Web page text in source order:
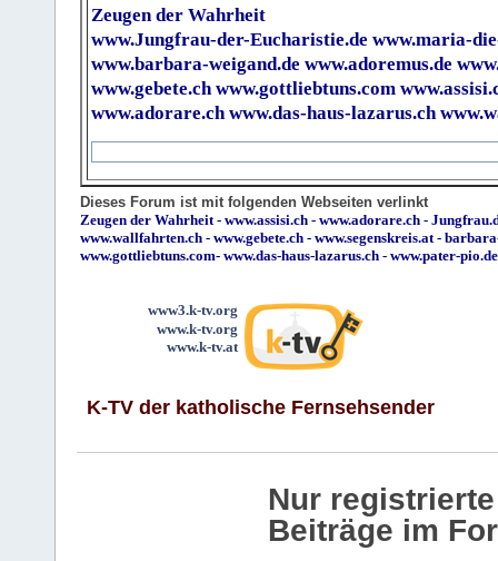
Zeugen der Wahrheit
www.Jungfrau-der-Eucharistie.de www.maria-
www.barbara-weigand.de www.adoremus.de
www.gebete.ch www.gottliebtuns.com
www.adorare.ch www.das-haus-lazarus.ch
Dieses Forum ist mit folgenden Webseiten verlinkt
Zeugen der Wahrheit- www.assisi.ch - www.adorare.ch -
www.wallfahrten.ch - www.gebete.ch - www.segenskreis.at-
www.gottliebtuns.com- www.das-haus-lazarus.ch - www.pater-pio.de
www3.k-tv.org
www.k-tv.org
www.k-tv.at
K-TV der katholische Fernsehsender
Nur
Beiträge im